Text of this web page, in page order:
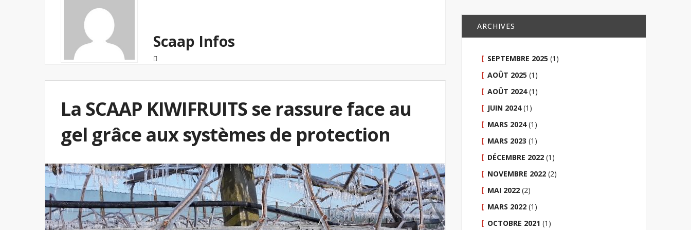
Scaap Infos
La SCAAP KIWIFRUITS se rassure face au
gel grâce aux systèmes de protection
ARCHIVES
SEPTEMBRE 2025 (1)
AOÛT 2025 (1)
AOÛT 2024(1)
JUIN 2024(1)
MARS 2024(1)
MARS 2023 (1)
DÉCEMBRE 2022 (1)
NOVEMBRE 2022 (2)
MAI 2022 (2)
MARS 2022 (1)
OCTOBRE 2021 (1)